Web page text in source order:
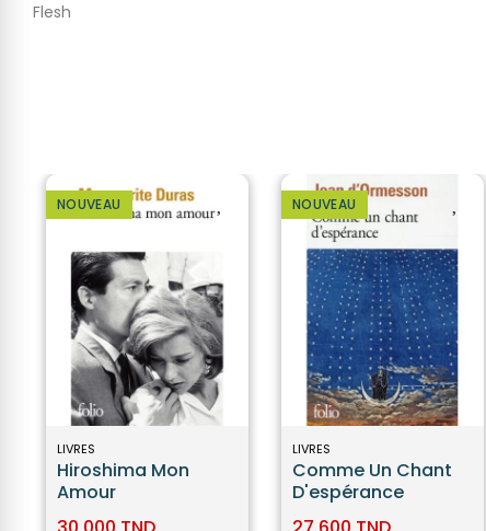
Flesh
NOUVEAU
LIVRES
Hiroshima Mon
Amour
NOUVEAU
LIVRES
Comme Un Chant
D'espérance